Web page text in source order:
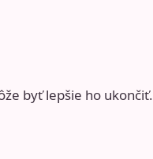
byť lepšie ho ukončiť.